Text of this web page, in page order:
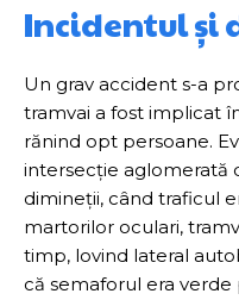
Incidentul și
Un grav accident s-a
tramvai a fost implicat
rănind opt persoane.
intersecție aglomerată
dimineții, când traficul
martorilor oculari,
timp, lovind lateral
că semaforul era